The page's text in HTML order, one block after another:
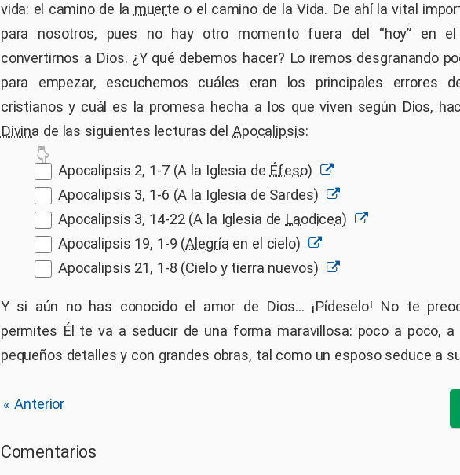
vida: el camino de la muerte o el camino de la Vida. De ahí la vital
para nosotros, pues no hay otro momento fuera del “hoy” en el
convertirnos a Dios. ¿Y qué debemos hacer? Lo iremos desgranando
para empezar, escuchemos cuáles eran los principales errores
cristianos y cuál es la promesa hecha a los que viven según Dios,
Divina de las siguientes lecturas del Apocalipsis:
Apocalipsis 2, 1-7 (A la Iglesia de Éfeso)
Apocalipsis 3, 1-6 (A la Iglesia de Sardes)
Apocalipsis 3, 14-22 (A la Iglesia de Laodicea)
Apocalipsis 19, 1-9 (Alegría en el cielo)
Apocalipsis 21, 1-8 (Cielo y tierra nuevos)
Y si aún no has conocido el amor de Dios... ¡Pídeselo! No te
permites Él te va a seducir de una forma maravillosa: poco a poco, a
pequeños detalles y con grandes obras, tal como un esposo seduce a
« Anterior
Comentarios